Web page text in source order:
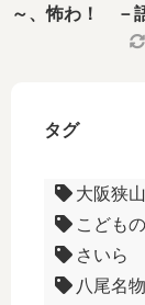
～、怖わ！ －
タグ
大阪狭
こども
さいら
八尾名物